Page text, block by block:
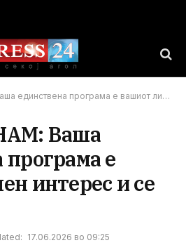
програма е вашиот личен интерес и се вика „џеб“
Ваша
е
интерес и се
17.06.2026 во 09:25